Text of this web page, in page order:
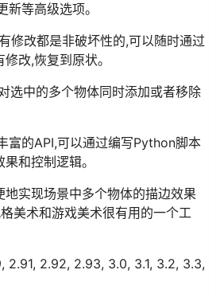
等高级选项。
修改都是非破坏性的,可以随时通过
改,恢复到原状。
选中的多个物体同时添加或者移除
富的API,可以通过编写Python脚本
和控制逻辑。
实现场景中多个物体的描边效果
美术和游戏美术很有用的一个工
2.91, 2.92, 2.93, 3.0, 3.1, 3.2, 3.3,